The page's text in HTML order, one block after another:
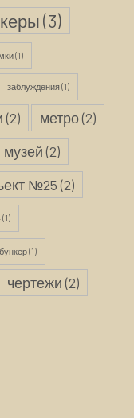
(3)
(1)
заблуждения(1)
(2) метро(2)
музей(2)
№25(2)
(1)
(1)
чертежи(2)